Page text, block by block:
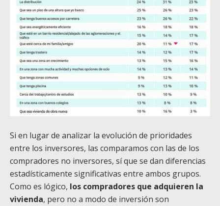
Si en lugar de analizar la evolución de prioridades
entre los inversores, las comparamos con las de los
compradores no inversores, sí que se dan diferencias
estadísticamente significativas entre ambos grupos.
Como es lógico, los compradores que adquieren la
vivienda, pero no a modo de inversión son